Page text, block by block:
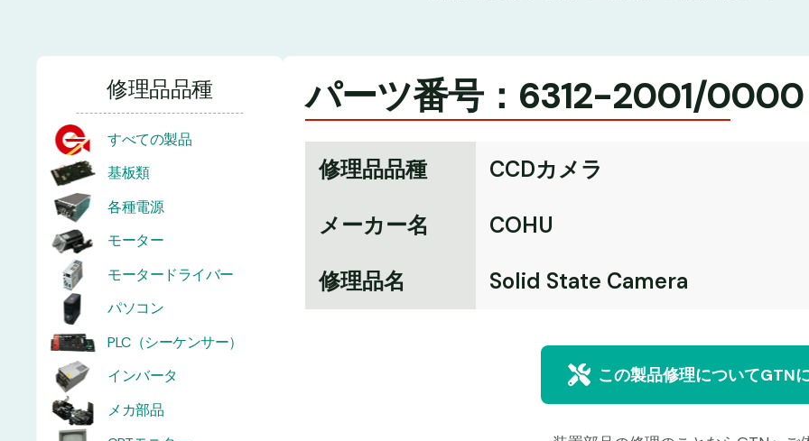
修理品品種
すべての製品
基板類
各種電源
モーター
モータードライバー
パソコン
PLC（シーケンサー）
インバータ
メカ部品
パーツ番号：6312-2001/0000
修理品品種
CCDカメラ
メーカー名
COHU
修理品名
Solid State Camera
この製品修理についてGTN